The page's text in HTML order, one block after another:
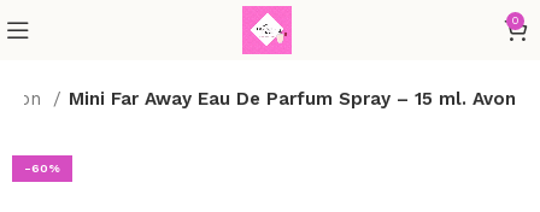
0
Mini Far Away Eau De Parfum Spray – 15 ml. Avon
-60%